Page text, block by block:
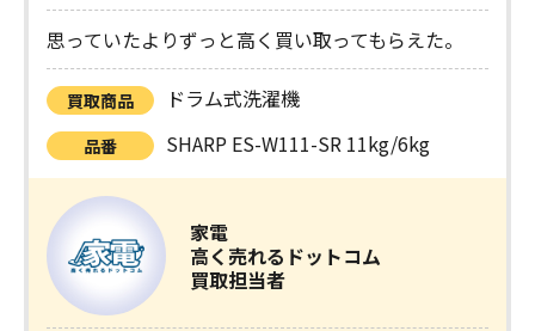
思っていたよりずっと高く買い取ってもらえた。
買取商品 ドラム式洗濯機
品番 SHARP ES-W111-SR 11kg/6kg
家電
高く売れるドットコム
買取担当者